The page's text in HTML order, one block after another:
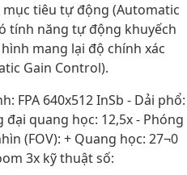
tiêu tự động (Automatic
tính năng tự động khuyếch
mang lại độ chính xác
Gain Control).
FPA 640x512 InSb - Dải phổ:
quang học: 12,5x - Phóng
(FOV): + Quang học: 27¬0
3x kỹ thuật số: